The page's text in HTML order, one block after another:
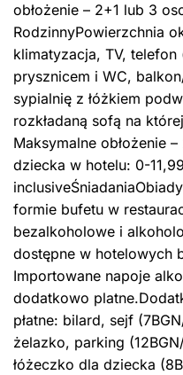
obłożenie – 2+1 lub 3
RodzinnyPowierzchnia
klimatyzacja, TV, telefon
prysznicem i WC,
sypialnię z łóżkiem
rozkładaną sofą na
Maksymalne obłożenie
dziecka w hotelu: 0-
formie bufetu w
bezalkoholowe i
dostępne w hotelowych
Importowane napoje
dodatkowo
płatne: bilard, sejf
żelazko, parking
łóżeczko dla dziecka